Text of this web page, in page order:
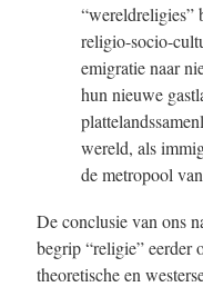
“wereldreligies”
religio-socio-
emigratie naar
hun nieuwe
wereld, als
de metropool
De conclusie van ons
begrip “religie” eerder
theoretische en